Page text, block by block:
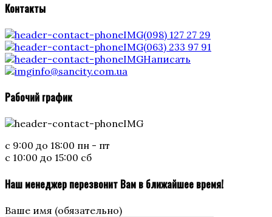
Контакты
(098) 127 27 29
(063) 233 97 91
Написать
info@sancity.com.ua
Рабочий график
с 9:00 до 18:00 пн - пт
с 10:00 до 15:00 сб
Наш менеджер перезвонит Вам в ближайшее время!
Ваше имя (обязательно)